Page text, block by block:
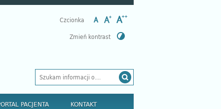
Czcionka
Zmień kontrast
PACJENTA KONTAKT